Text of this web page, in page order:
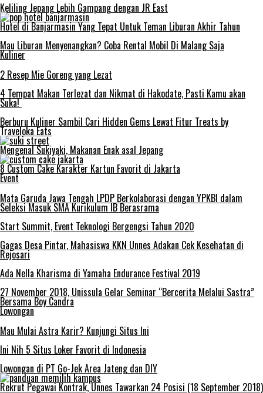
Keliling Jepang Lebih Gampang dengan JR East
Hotel di Banjarmasin Yang Tepat Untuk Teman Liburan Akhir Tahun
Mau Liburan Menyenangkan? Coba Rental Mobil Di Malang Saja
Kuliner
2 Resep Mie Goreng yang Lezat
4 Tempat Makan Terlezat dan Nikmat di Hakodate, Pasti Kamu akan
Suka!
Berburu Kuliner Sambil Cari Hidden Gems Lewat Fitur Treats by
Traveloka Eats
Mengenal Sukiyaki, Makanan Enak asal Jepang
8 Custom Cake Karakter Kartun Favorit di Jakarta
Event
Mata Garuda Jawa Tengah LPDP Berkolaborasi dengan YPKBI dalam
Seleksi Masuk SMA Kurikulum IB Berasrama
Start Summit, Event Teknologi Bergengsi Tahun 2020
Gagas Desa Pintar, Mahasiswa KKN Unnes Adakan Cek Kesehatan di
Rejosari
Ada Nella Kharisma di Yamaha Endurance Festival 2019
27 November 2018, Unissula Gelar Seminar “Bercerita Melalui Sastra”
Bersama Boy Candra
Lowongan
Mau Mulai Astra Karir? Kunjungi Situs Ini
Ini Nih 5 Situs Loker Favorit di Indonesia
Lowongan di PT Go-Jek Area Jateng dan DIY
Rekrut Pegawai Kontrak, Unnes Tawarkan 24 Posisi (18 September 2018)